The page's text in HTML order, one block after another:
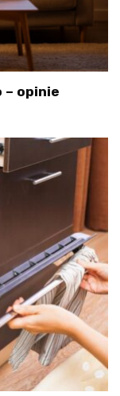
– opinie